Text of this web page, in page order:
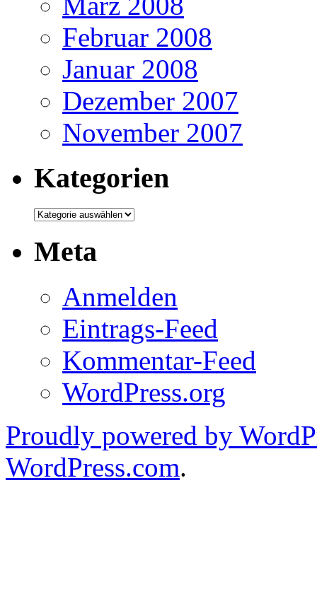
Februar 2008
Januar 2008
Dezember 2007
November 2007
Kategorien
Kategorien
Meta
Anmelden
Eintrags-Feed
Kommentar-Feed
WordPress.org
Proudly powered by
WordPress.com.